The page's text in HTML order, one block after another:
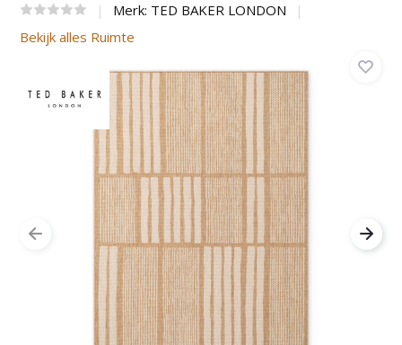
Merk: TED BAKER LONDON
Bekijk alles Ruimte